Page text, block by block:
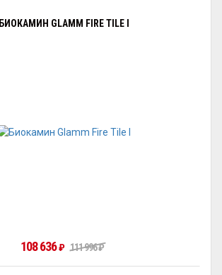
БИОКАМИН GLAMM FIRE TILE I
108 636₽ 111 996₽